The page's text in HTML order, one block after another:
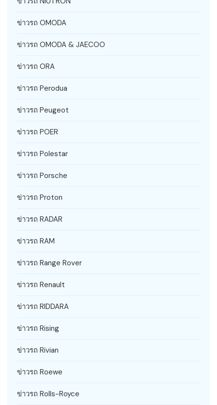
ข่าวรถ OMODA
ข่าวรถ OMODA & JAECOO
ข่าวรถ ORA
ข่าวรถ Perodua
ข่าวรถ Peugeot
ข่าวรถ POER
ข่าวรถ Polestar
ข่าวรถ Porsche
ข่าวรถ Proton
ข่าวรถ RADAR
ข่าวรถ RAM
ข่าวรถ Range Rover
ข่าวรถ Renault
ข่าวรถ RIDDARA
ข่าวรถ Rising
ข่าวรถ Rivian
ข่าวรถ Roewe
ข่าวรถ Rolls-Royce